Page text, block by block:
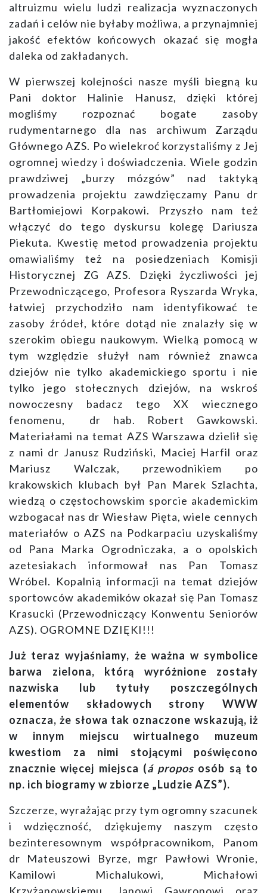
altruizmu wielu ludzi realizacja wyznaczonych
zadań i celów nie byłaby możliwa, a przynajmniej
jakość efektów końcowych okazać się mogła
daleka od zakładanych.
W pierwszej kolejności nasze myśli biegną ku
Pani doktor Halinie Hanusz, dzięki której
mogliśmy rozpoznać bogate zasoby
rudymentarnego dla nas archiwum Zarządu
Głównego AZS. Po wielekroć korzystaliśmy z Jej
ogromnej wiedzy i doświadczenia. Wiele godzin
prawdziwej „burzy mózgów” nad taktyką
prowadzenia projektu zawdzięczamy Panu dr
Bartłomiejowi Korpakowi. Przyszło nam też
włączyć do tego dyskursu kolegę Dariusza
Piekuta. Kwestię metod prowadzenia projektu
omawialiśmy też na posiedzeniach Komisji
Historycznej ZG AZS. Dzięki życzliwości jej
Przewodniczącego, Profesora Ryszarda Wryka,
łatwiej przychodziło nam identyfikować te
zasoby źródeł, które dotąd nie znalazły się w
szerokim obiegu naukowym. Wielką pomocą w
tym względzie służył nam również znawca
dziejów nie tylko akademickiego sportu i nie
tylko jego stołecznych dziejów, na wskroś
nowoczesny badacz tego XX wiecznego
fenomenu, dr hab. Robert Gawkowski.
Materiałami na temat AZS Warszawa dzielił się
z nami dr Janusz Rudziński, Maciej Harfil oraz
Mariusz Walczak, przewodnikiem po
krakowskich klubach był Pan Marek Szlachta,
wiedzą o częstochowskim sporcie akademickim
wzbogacał nas dr Wiesław Pięta, wiele cennych
materiałów o AZS na Podkarpaciu uzyskaliśmy
od Pana Marka Ogrodniczaka, a o opolskich
azetesiakach informował nas Pan Tomasz
Wróbel. Kopalnią informacji na temat dziejów
sportowców akademików okazał się Pan Tomasz
Krasucki (Przewodniczący Konwentu Seniorów
AZS). OGROMNE DZIĘKI!!!
Już teraz wyjaśniamy, że ważna w symbolice
barwa zielona, którą wyróżnione zostały
nazwiska lub tytuły poszczególnych
elementów składowych strony WWW
oznacza, że słowa tak oznaczone wskazują, iż
w innym miejscu wirtualnego muzeum
kwestiom za nimi stojącymi poświęcono
znacznie więcej miejsca (á propos osób są to
np. ich biogramy w zbiorze „Ludzie AZS”).
Szczerze, wyrażając przy tym ogromny szacunek
i wdzięczność, dziękujemy naszym często
bezinteresownym współpracownikom, Panom
dr Mateuszowi Byrze,
mgr Pawłowi Wronie,
Kamilowi Michalukowi, Michałowi